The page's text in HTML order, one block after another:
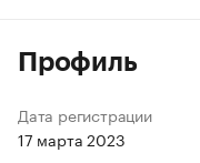
Профиль
Дата регистрации
17 марта 2023